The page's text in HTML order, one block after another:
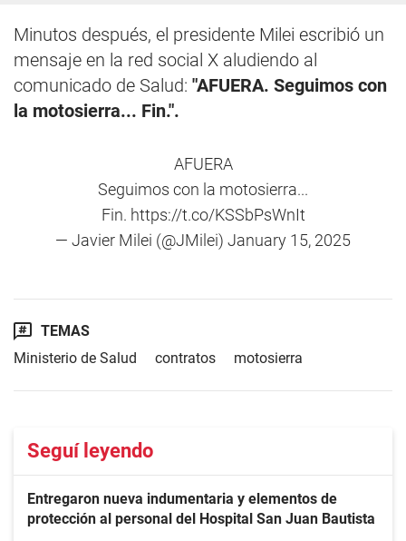
Minutos después, el presidente Milei escribió un
mensaje en la red social X aludiendo al
comunicado de Salud: "AFUERA. Seguimos con
la motosierra... Fin.".
AFUERA
Seguimos con la motosierra...
Fin. https://t.co/KSSbPsWnIt
— Javier Milei (@JMilei) January 15, 2025
TEMAS
Ministerio de Salud
contratos motosierra
Seguí leyendo
Entregaron nueva indumentaria y elementos de
protección al personal del Hospital San Juan Bautista